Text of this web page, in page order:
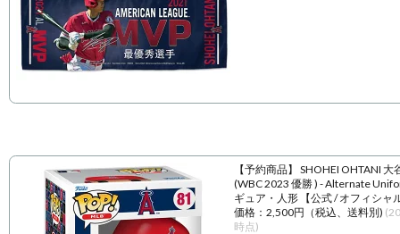
【予約商品】 SHOHEI OHTANI 大
(WBC 2023 優勝 ) - Alternate
ギュア・人形 【公式 / オフィシャ
価格：2,500円（税込、送料別)
時点)